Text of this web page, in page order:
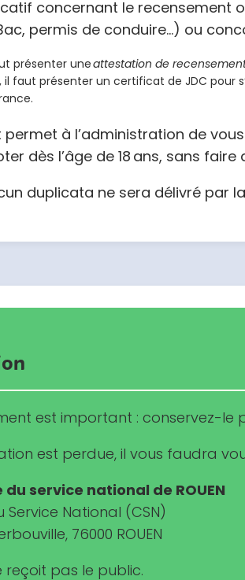
concernant le recensement
permis de conduire…) ou
présenter uneattestation de
il faut présenter un certificat de JDC pour
permet à l’administration de vous
dès l’âge de 18 ans, sans faire
duplicata ne sera délivré par
est important : conservez-le
est perdue, il vous faudra
du service national de ROUEN
Service National (CSN)
, 76000 ROUEN
reçoit pas le public.